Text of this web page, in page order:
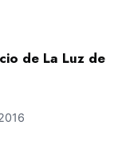
de La Luz de